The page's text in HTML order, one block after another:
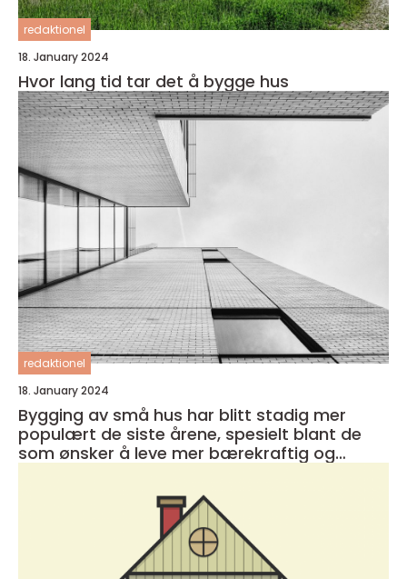
redaktionel
18. January 2024
Hvor lang tid tar det å bygge hus
redaktionel
18. January 2024
Bygging av små hus har blitt stadig mer
populært de siste årene, spesielt blant de
som ønsker å leve mer bærekraftig og